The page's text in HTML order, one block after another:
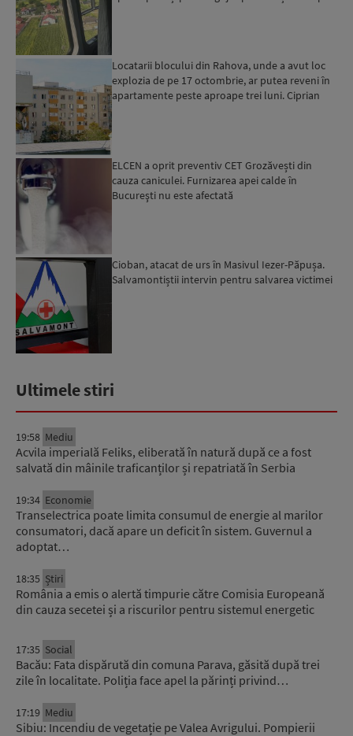
Locatarii blocului din Rahova, unde a avut loc
explozia de pe 17 octombrie, ar putea reveni în
apartamente peste aproape trei luni. Ciprian
ELCEN a oprit preventiv CET Grozăvești din
cauza caniculei. Furnizarea apei calde în
Bucureşti nu este afectată
Cioban, atacat de urs în Masivul Iezer-Păpușa.
Salvamontiștii intervin pentru salvarea victimei
Ultimele stiri
19:58 Mediu
Acvila imperială Feliks, eliberată în natură după ce a fost
salvată din mâinile traficanților și repatriată în Serbia
19:34 Economie
Transelectrica poate limita consumul de energie al marilor
consumatori, dacă apare un deficit în sistem. Guvernul a
adoptat…
18:35 Știri
România a emis o alertă timpurie către Comisia Europeană
din cauza secetei și a riscurilor pentru sistemul energetic
17:35 Social
Bacău: Fata dispărută din comuna Parava, găsită după trei
zile în localitate. Poliția face apel la părinți privind…
17:19 Mediu
Sibiu: Incendiu de vegetație pe Valea Avrigului. Pompierii